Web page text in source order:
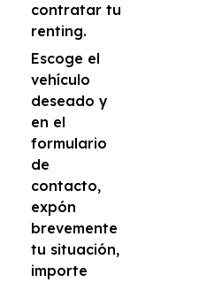
contratar tu
renting.
Escoge el
vehículo
deseado y
en el
formulario
de
contacto,
expón
brevemente
tu situación,
importe